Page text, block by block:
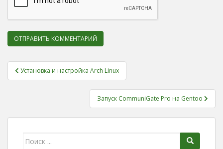
Навигация по записям
Установка и настройка Arch Linux
Запуск CommuniGate Pro на Gentoo
Поиск для: